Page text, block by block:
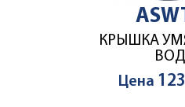
КРЫШКА
Цена